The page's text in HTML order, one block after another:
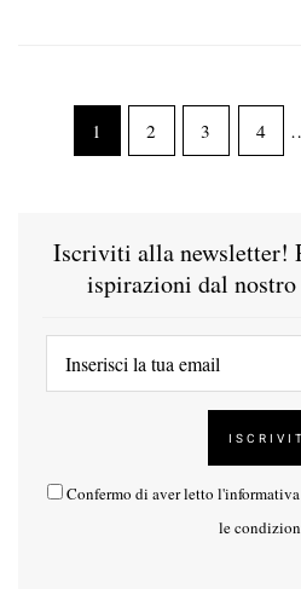
1 2 3 4
Iscriviti alla newsletter!
ispirazioni dal
Confermo di aver letto l'
le